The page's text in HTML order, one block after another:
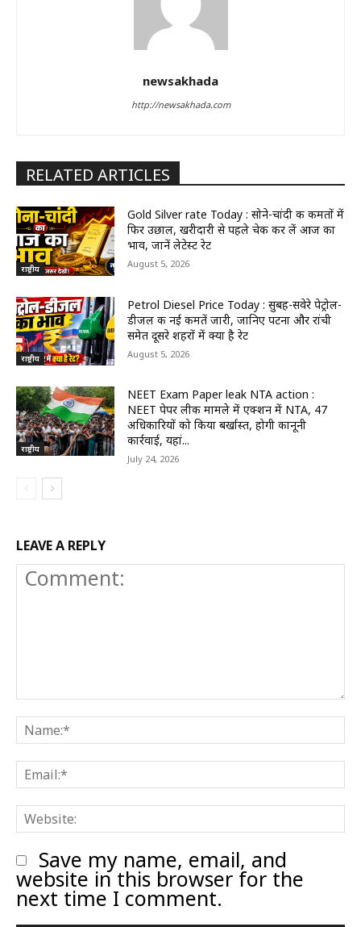
newsakhada
http://newsakhada.com
RELATED ARTICLES
राष्ट्रीय
Gold Silver rate Today : सोने-चांदी की कीमतों में
फिर उछाल, खरीदारी से पहले चेक कर लें आज का
भाव, जानें लेटेस्ट रेट
August 5, 2026
राष्ट्रीय
Petrol Diesel Price Today : सुबह-सवेरे पेट्रोल-
डीजल की नई कीमतें जारी, जानिए पटना और रांची
समेत दूसरे शहरों में क्या है रेट
August 5, 2026
राष्ट्रीय
NEET Exam Paper leak NTA action :
NEET पेपर लीक मामले में एक्शन में NTA, 47
अधिकारियों को किया बर्खास्त, होगी कानूनी
कार्रवाई, यहां...
July 24, 2026
LEAVE A REPLY
Comment:
Save my name, email, and
website in this browser for the
next time I comment.